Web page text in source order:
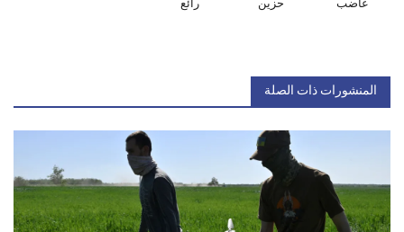
غاضب حزين رائع
المنشورات ذات الصلة